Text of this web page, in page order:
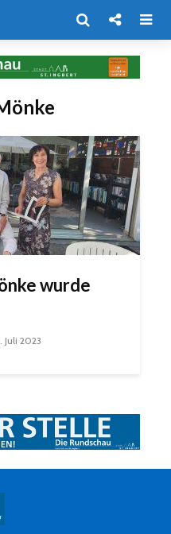
wurde
Juli 2023